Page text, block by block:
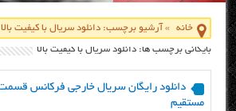
خانه » آرشیو برچسب: دانلود سریال با کیفیت بالا
بایگانی برچسب ها: دانلود سریال با کیفیت بالا
مستقیم